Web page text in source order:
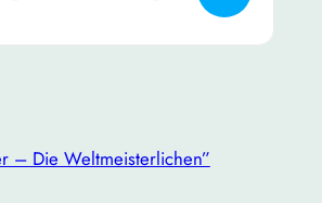
ob ihr teilnehmen könnt,
unseres Jahrgangs stärken!
– Die Weltmeisterlichen”